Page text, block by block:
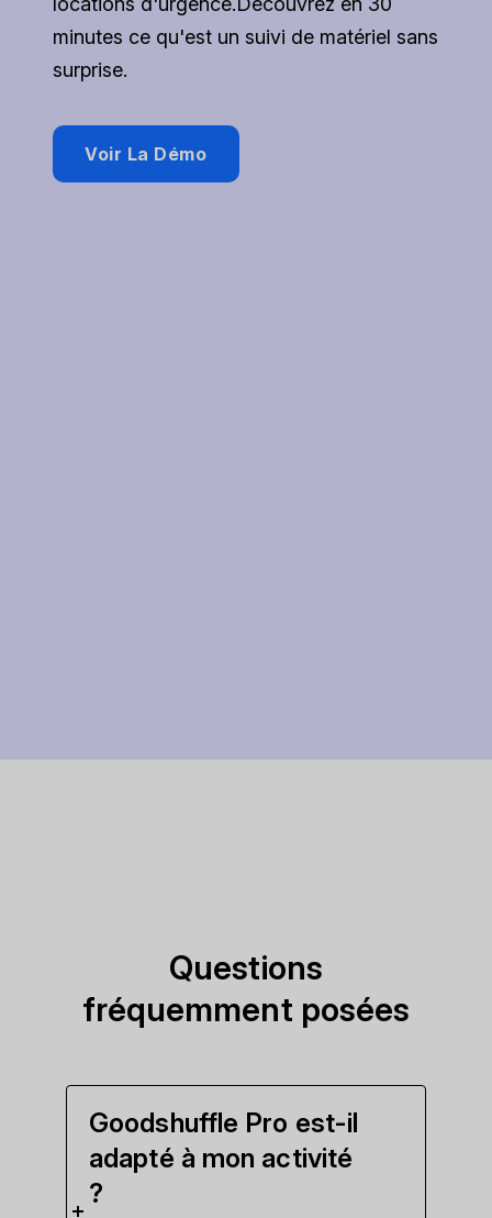
minutes ce qu'est un suivi de matériel sans
surprise.
Voir La Démo
Questions
fréquemment posées
Goodshuffle Pro est-il
adapté à mon activité
?